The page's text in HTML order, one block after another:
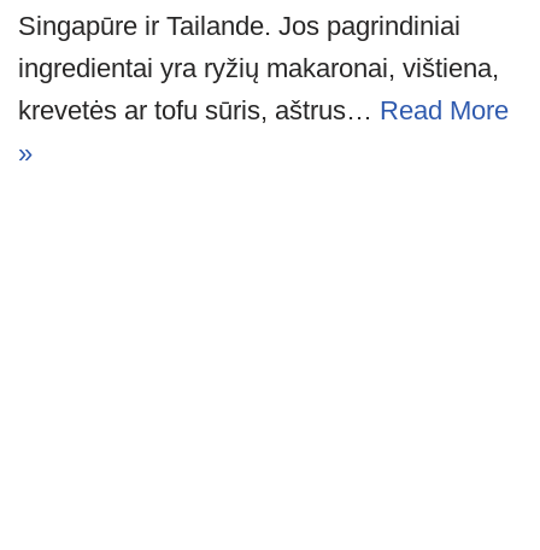
Singapūre ir Tailande. Jos pagrindiniai
ingredientai yra ryžių makaronai, vištiena,
krevetės ar tofu sūris, aštrus… Read More
»